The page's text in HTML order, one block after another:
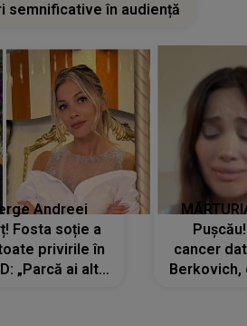
semnificative în audiență
Andreei
Fosta soție a
privirile în
„Parcă ai altă
cancer